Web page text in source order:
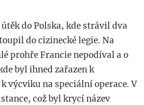
do Polska, kde strávil dva
do cizinecké legie. Na
prohře Francie nepodíval a o
byl ihned zařazen k
výcviku na speciální operace. V
což byl krycí název